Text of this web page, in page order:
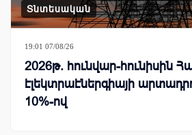
Տնտեսական
19:01 07/08/26
2026թ. հունվար-հունիսին
էլեկտրաէներգիայի
10%-ով